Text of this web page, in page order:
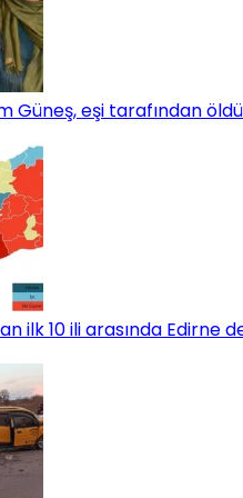
Güneş, eşi tarafından
ilk 10 ili arasında Edirne